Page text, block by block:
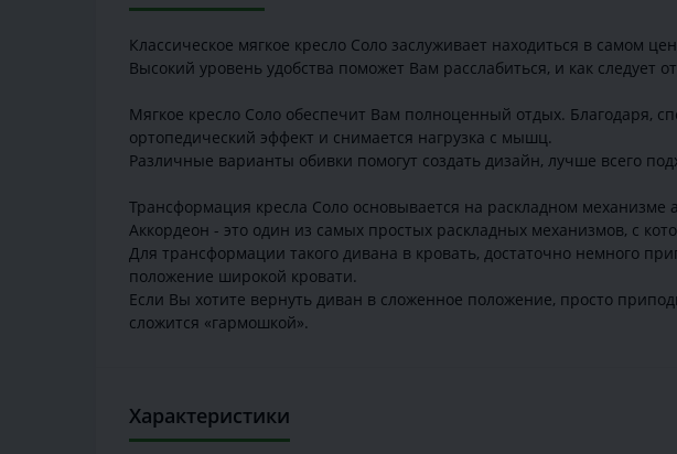
Классическое мягкое кресло Соло заслуживает находиться в самом
Высокий уровень удобства поможет Вам расслабиться, и как следует
Мягкое кресло Соло обеспечит Вам полноценный отдых. Благодаря,
ортопедический эффект и снимается нагрузка с мышц.
Различные варианты обивки помогут создать дизайн, лучше всего
Трансформация кресла Соло основывается на раскладном механизме
Аккордеон - это один из самых простых раскладных механизмов, с
Для трансформации такого дивана в кровать, достаточно немного
положение широкой кровати.
Если Вы хотите вернуть диван в сложенное положение, просто
сложится «гармошкой».
Характеристики